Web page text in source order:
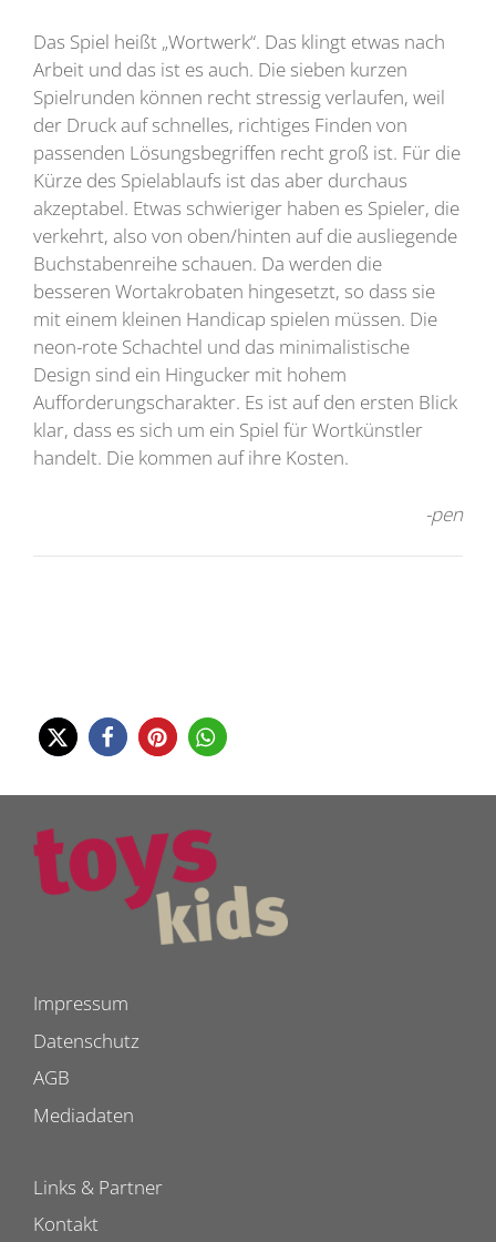
Das Spiel heißt „Wortwerk“. Das klingt etwas nach
Arbeit und das ist es auch. Die sieben kurzen
Spielrunden können recht stressig verlaufen, weil
der Druck auf schnelles, richtiges Finden von
passenden Lösungsbegriffen recht groß ist. Für die
Kürze des Spielablaufs ist das aber durchaus
akzeptabel. Etwas schwieriger haben es Spieler, die
verkehrt, also von oben/hinten auf die ausliegende
Buchstabenreihe schauen. Da werden die
besseren Wortakrobaten hingesetzt, so dass sie
mit einem kleinen Handicap spielen müssen. Die
neon-rote Schachtel und das minimalistische
Design sind ein Hingucker mit hohem
Aufforderungscharakter. Es ist auf den ersten Blick
klar, dass es sich um ein Spiel für Wortkünstler
handelt. Die kommen auf ihre Kosten.
-pen
Impressum
Datenschutz
AGB
Mediadaten
Links & Partner
Kontakt